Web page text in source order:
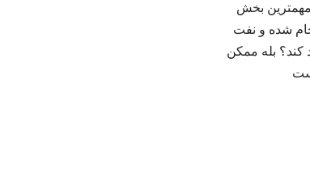
بخش
شده و نفت
کند؟ بله ممکن